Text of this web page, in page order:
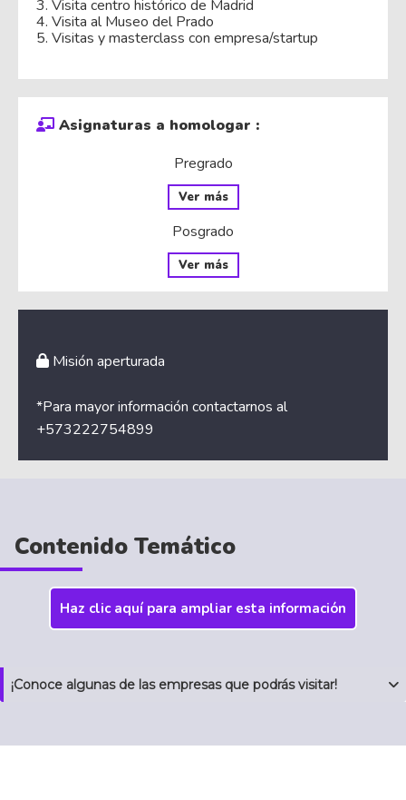
3. Visita centro histórico de Madrid
4. Visita al Museo del Prado
5. Visitas y masterclass con empresa/startup
Asignaturas a homologar :
Pregrado
Ver más
Posgrado
Ver más
Misión aperturada
*Para mayor información contactarnos al
+573222754899
Contenido Temático
Haz clic aquí para ampliar esta información
¡Conoce algunas de las empresas que podrás visitar!